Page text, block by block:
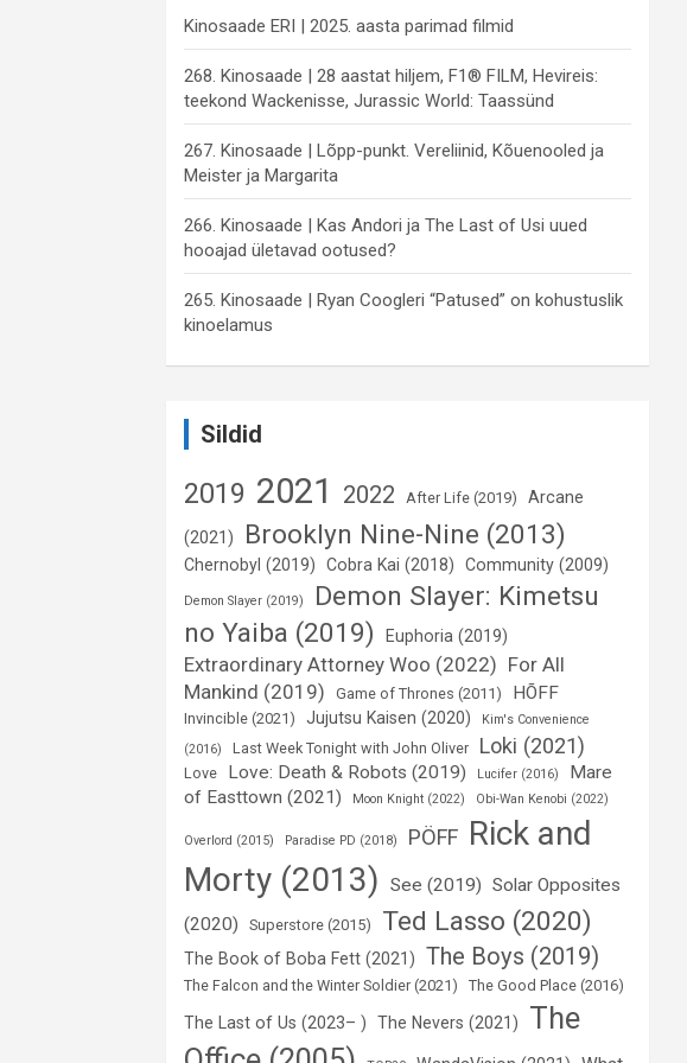
Kinosaade ERI | 2025. aasta parimad filmid
268. Kinosaade | 28 aastat hiljem, F1® FILM, Hevireis:
teekond Wackenisse, Jurassic World: Taassünd
267. Kinosaade | Lõpp-punkt. Vereliinid, Kõuenooled ja
Meister ja Margarita
266. Kinosaade | Kas Andori ja The Last of Usi uued
hooajad ületavad ootused?
265. Kinosaade | Ryan Coogleri “Patused” on kohustuslik
kinoelamus
Sildid
2019 2021 2022 After Life (2019) Arcane
(2021) Brooklyn Nine-Nine (2013)
Chernobyl (2019) Cobra Kai (2018) Community (2009)
Demon Slayer (2019)
Demon Slayer: Kimetsu
no Yaiba (2019)
Euphoria (2019)
Extraordinary Attorney Woo (2022) For All
Mankind (2019)
Game of Thrones (2011) HÕFF
Invincible (2021) Jujutsu Kaisen (2020)
Kim's Convenience
(2016)
Last Week Tonight with John Oliver Loki (2021)
Love Love: Death & Robots (2019) Lucifer (2016)
Mare
of Easttown (2021)
Moon Knight (2022) Obi-Wan Kenobi (2022)
Overlord (2015) Paradise PD (2018) PÖFF Rick and
Morty (2013)
See (2019) Solar Opposites
(2020)
Superstore (2015) Ted Lasso (2020)
The Book of Boba Fett (2021) The Boys (2019)
The Falcon and the Winter Soldier (2021) The Good Place (2016)
The Last of Us (2023– ) The Nevers (2021)
The